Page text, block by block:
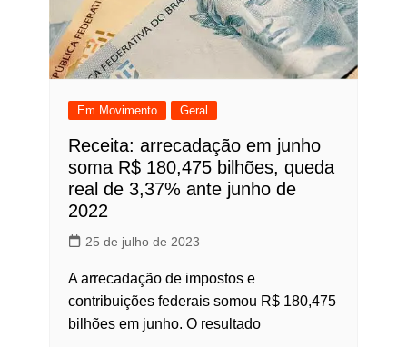
Em Movimento Geral
Receita: arrecadação em junho
soma R$ 180,475 bilhões, queda
real de 3,37% ante junho de
2022
25 de julho de 2023
A arrecadação de impostos e
contribuições federais somou R$ 180,475
bilhões em junho. O resultado